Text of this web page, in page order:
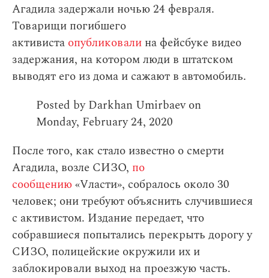
Агадила задержали ночью 24 февраля.
Товарищи погибшего
активиста опубликовали на фейсбуке видео
задержания, на котором люди в штатском
выводят его из дома и сажают в автомобиль.
Posted byDarkhan Umirbaevon
Monday, February 24, 2020
После того, как стало известно о смерти
Агадила, возле СИЗО, по
сообщению«Vласти», собралось около 30
человек; они требуют объяснить случившиеся
с активистом. Издание передает, что
собравшиеся попытались перекрыть дорогу у
СИЗО, полицейские окружили их и
заблокировали выход на проезжую часть.